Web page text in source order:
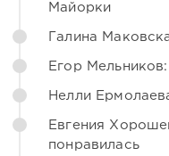
Майорки
Галина
Егор
Нелли
Евгения
понравилась